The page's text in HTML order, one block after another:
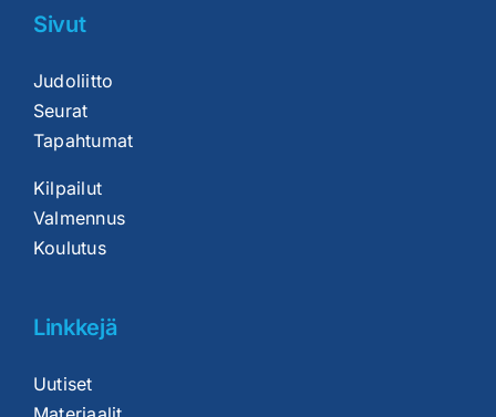
Sivut
Judoliitto
Seurat
Tapahtumat
Kilpailut
Valmennus
Koulutus
Linkkejä
Uutiset